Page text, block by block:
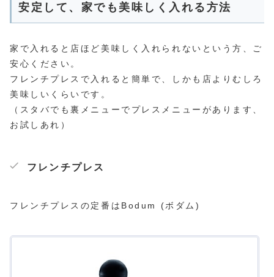
安定して、家でも美味しく入れる方法
家で入れると店ほど美味しく入れられないという方、ご
安心ください。
フレンチプレスで入れると簡単で、しかも店よりむしろ
美味しいくらいです。
（スタバでも裏メニューでプレスメニューがあります、
お試しあれ）
フレンチプレス
フレンチプレスの定番はBodum (ボダム)